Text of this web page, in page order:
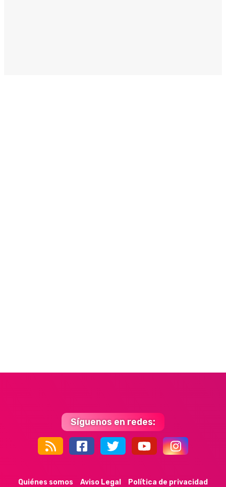
Síguenos en redes:
44k 9k 35k 352
Quiénes somos Aviso Legal
Política de privacidad